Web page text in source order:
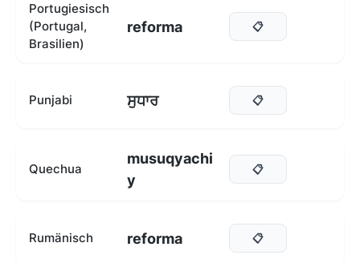
Portugiesisch
(Portugal,
Brasilien)
reforma 📋
Punjabi ਸੁਧਾਰ 📋
Quechua
musuqyachi
y
📋
Rumänisch reforma 📋